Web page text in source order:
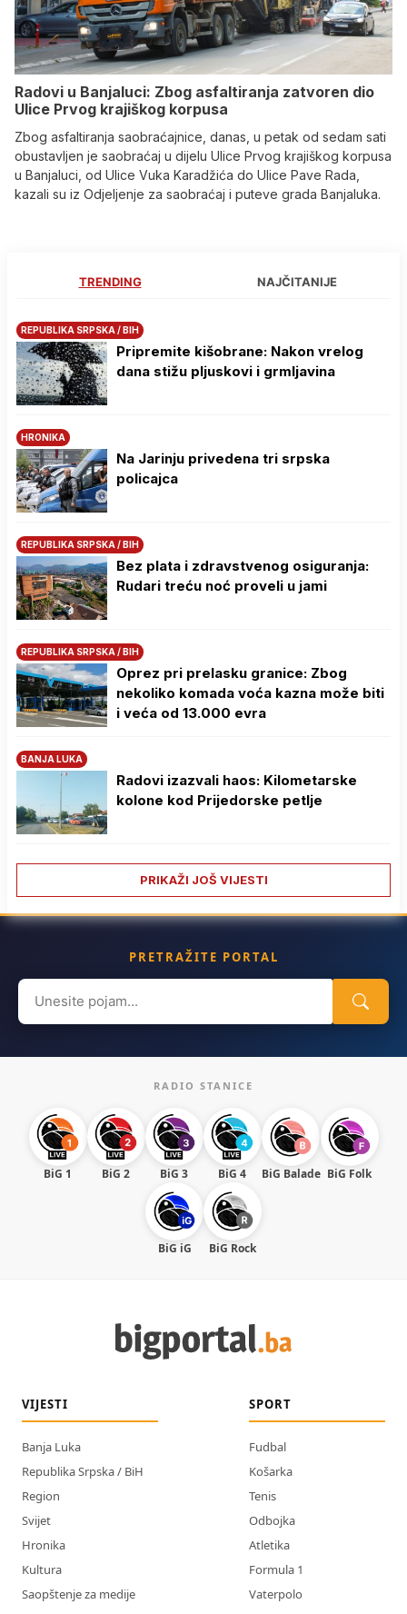
Radovi u Banjaluci: Zbog asfaltiranja zatvoren dio
Ulice Prvog krajiškog korpusa
Zbog asfaltiranja saobraćajnice, danas, u petak od sedam sati
obustavljen je saobraćaj u dijelu Ulice Prvog krajiškog korpusa
u Banjaluci, od Ulice Vuka Karadžića do Ulice Pave Rada,
kazali su iz Odjeljenje za saobraćaj i puteve grada Banjaluka.
TRENDING NAJČITANIJE
REPUBLIKA SRPSKA / BIH
Pripremite kišobrane: Nakon vrelog
dana stižu pljuskovi i grmljavina
HRONIKA
Na Јarinju privedena tri srpska
policajca
REPUBLIKA SRPSKA / BIH
Bez plata i zdravstvenog osiguranja:
Rudari treću noć proveli u jami
REPUBLIKA SRPSKA / BIH
Oprez pri prelasku granice: Zbog
nekoliko komada voća kazna može biti
i veća od 13.000 evra
BANJA LUKA
Radovi izazvali haos: Kilometarske
kolone kod Prijedorske petlje
PRIKAŽI JOŠ VIJESTI
PRETRAŽITE PORTAL
Search
for:
RADIO STANICE
BiG 1 BiG 2 BiG 3 BiG 4 BiG Balade BiG Folk
BiG iG BiG Rock
VIJESTI
Banja Luka
Republika Srpska / BiH
Region
Svijet
Hronika
Kultura
Saopštenje za medije
SPORT
Fudbal
Košarka
Tenis
Odbojka
Atletika
Formula 1
Vaterpolo